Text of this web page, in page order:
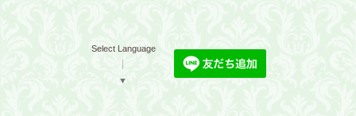
Select Language
▼